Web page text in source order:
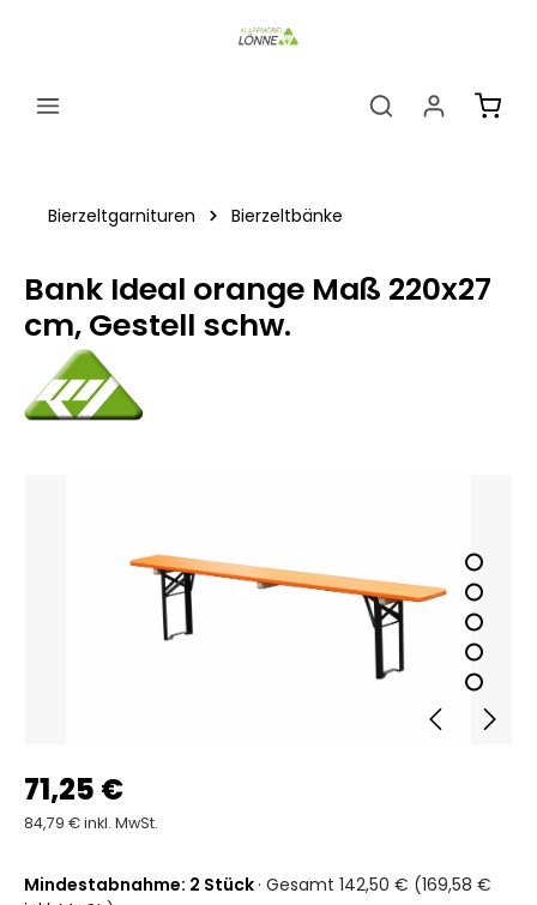
Bierzeltgarnituren Bierzeltbänke
Bank Ideal orange Maß 220x27
cm, Gestell schw.
71,25 €
84,79 € inkl. MwSt.
Mindestabnahme: 2 Stück · Gesamt 142,50 € (169,58 €